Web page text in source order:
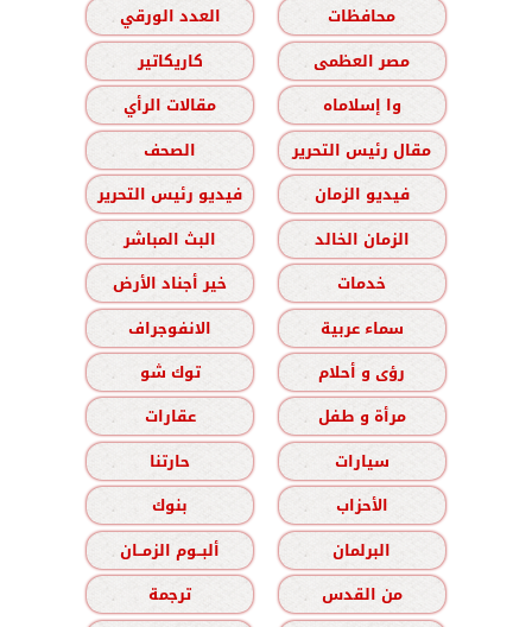
محافظات
العدد الورقي
مصر العظمى
كاريكاتير
وا إسلاماه
مقالات الرأي
مقال رئيس التحرير
الصحف
فيديو الزمان
فيديو رئيس التحرير
الزمان الخالد
البث المباشر
خدمات
خير أجناد الأرض
سماء عربية
الانفوجراف
رؤى و أحلام
توك شو
مرأة و طفل
عقارات
سيارات
حارتنا
الأحزاب
بنوك
البرلمان
ألبــوم الزمــان
من القدس
ترجمة